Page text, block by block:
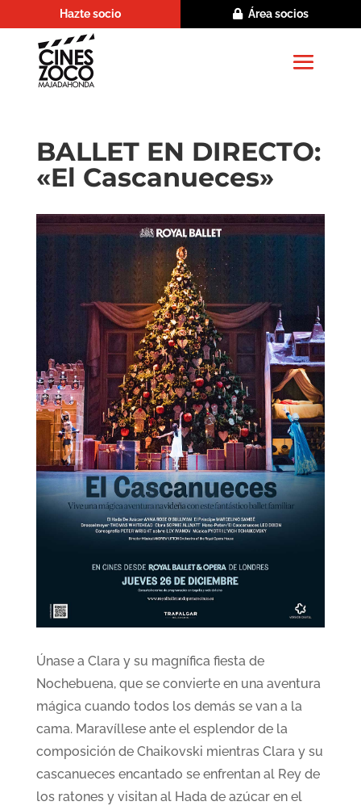
Hazte socio Área socios
BALLET EN DIRECTO:
«El Cascanueces»
Únase a Clara y su magnífica fiesta de
Nochebuena, que se convierte en una aventura
mágica cuando todos los demás se van a la
cama. Maravíllese ante el esplendor de la
composición de Chaikovski mientras Clara y su
cascanueces encantado se enfrentan al Rey de
los ratones y visitan al Hada de azúcar en el